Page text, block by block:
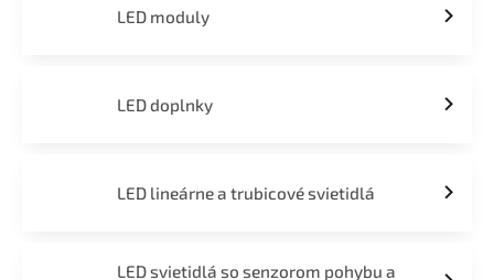
LED moduly
LED doplnky
LED lineárne a trubicové svietidlá
LED svietidlá so senzorom pohybu a